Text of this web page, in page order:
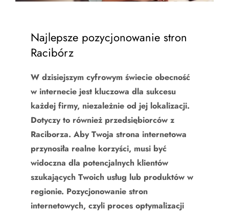
Najlepsze pozycjonowanie stron
Racibórz
W dzisiejszym cyfrowym świecie obecność
w internecie jest kluczowa dla sukcesu
każdej firmy, niezależnie od jej lokalizacji.
Dotyczy to również przedsiębiorców z
Raciborza. Aby Twoja strona internetowa
przynosiła realne korzyści, musi być
widoczna dla potencjalnych klientów
szukających Twoich usług lub produktów w
regionie. Pozycjonowanie stron
internetowych, czyli proces optymalizacji